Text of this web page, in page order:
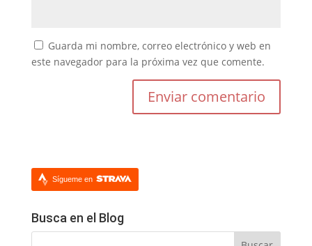
Guarda mi nombre, correo electrónico y web en
este navegador para la próxima vez que comente.
Sígueme en
Busca en el Blog